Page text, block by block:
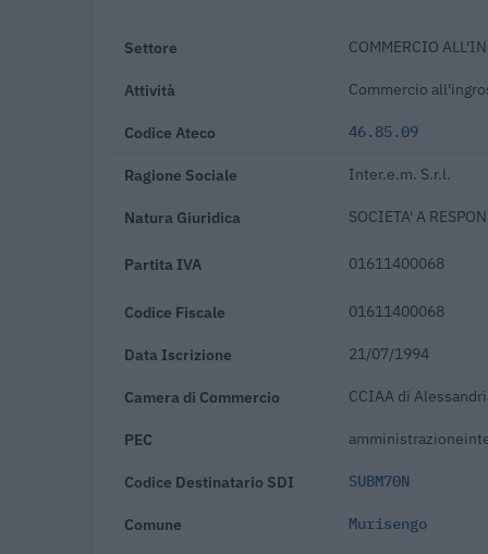
Settore COMMERCIO
Attività Commercio
Codice Ateco 46.85.09
Ragione Sociale Inter.e.m. S.r.l.
Natura Giuridica SOCIETA' A
Partita IVA 01611400068
Codice Fiscale 01611400068
Data Iscrizione 21/07/1994
Camera di Commercio CCIAA di
PEC
Codice Destinatario SDI SUBM70N
Comune Murisengo